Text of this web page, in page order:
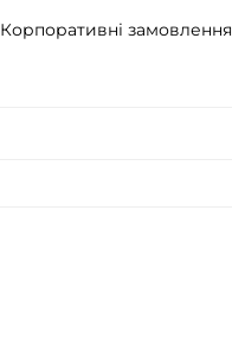
Корпоративні замовлення